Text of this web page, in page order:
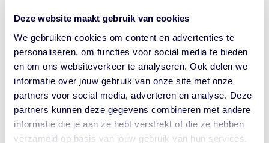
Deze website maakt gebruik van cookies
We gebruiken cookies om content en advertenties te
personaliseren, om functies voor social media te bieden
en om ons websiteverkeer te analyseren. Ook delen we
informatie over jouw gebruik van onze site met onze
partners voor social media, adverteren en analyse. Deze
partners kunnen deze gegevens combineren met andere
informatie die je aan ze hebt verstrekt of die ze hebben
verzameld op basis van jouw gebruik van hun services.
de wereldwijde top tien aanhikken. Via Nathan Kuta en
Keye van der Vuurst (de eerste 9 punten) en een paar
buckets van onder andere Yannick Kraag en David
N’Guessan stond het 12-26 na Q1.
Letland knokte terug met een reeks drietjes, maar
Nederland schrok niet en ging met een heerlijke 29-48
de rust in. Keye van der Vuurst de Vries had toen al 8
punten, 7 assists. Ook Charlon Kloof had er toen al 8,
Nathan Kuta al 11. Letland schoot in die eerste 20